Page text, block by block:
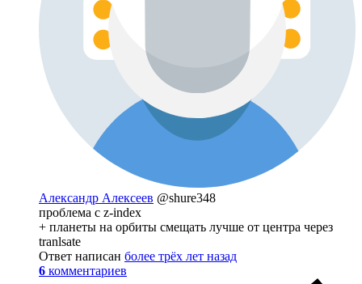
Александр Алексеев @shure348
проблема с z-index
+ планеты на орбиты смещать лучше от центра через
tranlsate
Ответ написан более трёх лет назад
6 комментариев